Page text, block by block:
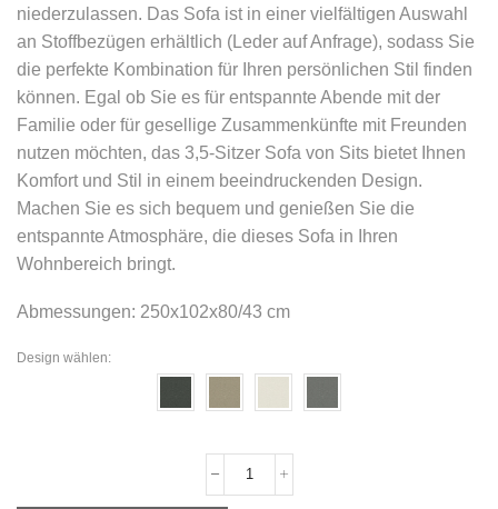
niederzulassen. Das Sofa ist in einer vielfältigen Auswahl
an Stoffbezügen erhältlich (Leder auf Anfrage), sodass Sie
die perfekte Kombination für Ihren persönlichen Stil finden
können. Egal ob Sie es für entspannte Abende mit der
Familie oder für gesellige Zusammenkünfte mit Freunden
nutzen möchten, das 3,5-Sitzer Sofa von Sits bietet Ihnen
Komfort und Stil in einem beeindruckenden Design.
Machen Sie es sich bequem und genießen Sie die
entspannte Atmosphäre, die dieses Sofa in Ihren
Wohnbereich bringt.
Abmessungen: 250x102x80/43 cm
Design wählen: